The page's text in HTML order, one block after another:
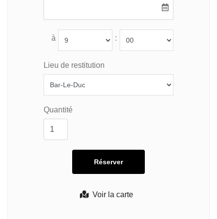
Voir la carte
à :
Lieu de restitution
Quantité